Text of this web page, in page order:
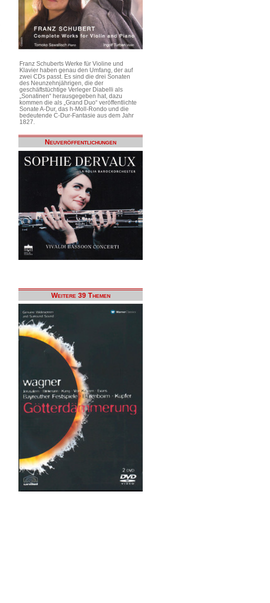
Franz Schuberts Werke für Violine und
Klavier haben genau den Umfang, der auf
zwei CDs passt. Es sind die drei Sonaten
des Neunzehnjährigen, die der
geschäftstüchtige Verleger Diabelli als
„Sonatinen“ herausgegeben hat, dazu
kommen die als „Grand Duo“ veröffentlichte
Sonate A-Dur, das h-Moll-Rondo und die
bedeutende C-Dur-Fantasie aus dem Jahr
1827.
Neuveröffentlichungen
Weitere 39 Themen